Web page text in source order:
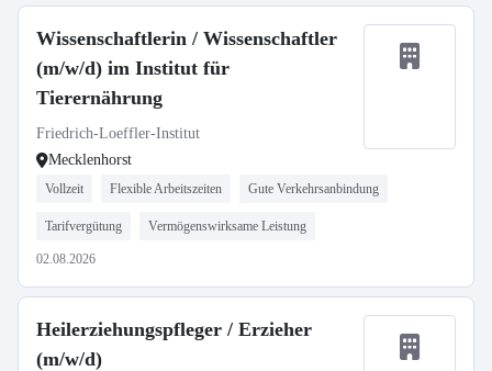
Wissenschaftlerin / Wissenschaftler
(m/w/d) im Institut für
Tierernährung
Friedrich-Loeffler-Institut
Mecklenhorst
Vollzeit Flexible Arbeitszeiten Gute Verkehrsanbindung
Tarifvergütung Vermögenswirksame Leistung
02.08.2026
Heilerziehungspfleger / Erzieher
(m/w/d)